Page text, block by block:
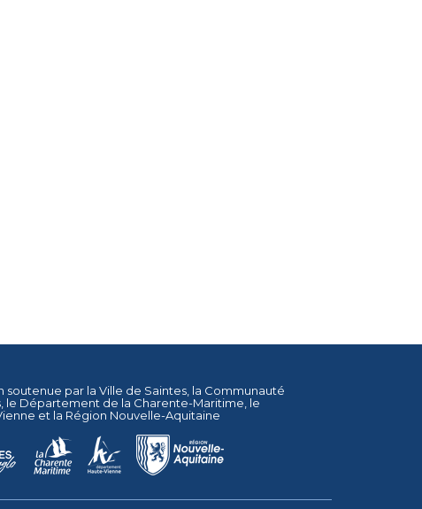
soutenue par la Ville de Saintes , la Communauté
, le Département de la Charente-Maritime , le
et la Région Nouvelle-Aquitaine